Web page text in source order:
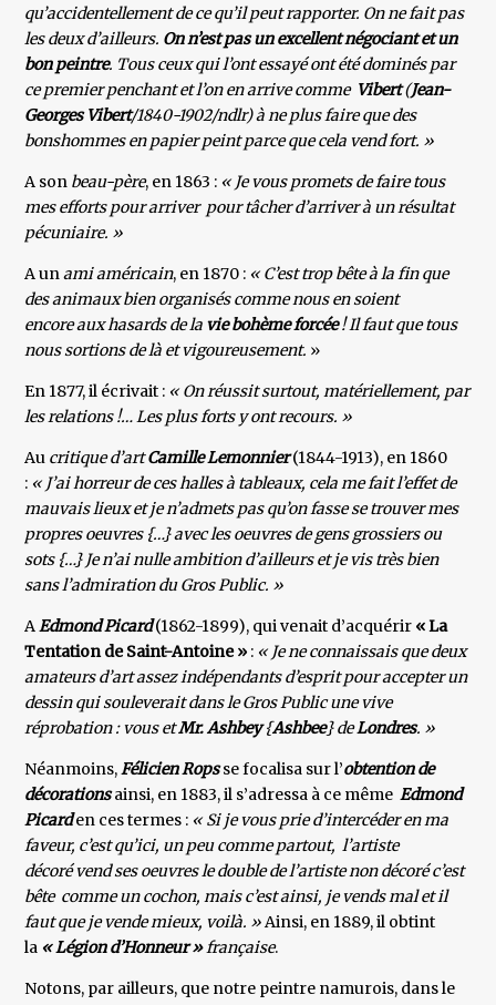
qu’accidentellement de ce qu’il peut rapporter. On ne fait pas
les deux d’ailleurs. On n’est pas un excellent négociant et un
bon peintre. Tous ceux qui l’ont essayé ont été dominés par
ce premier penchant et l’on en arrive comme Vibert(Jean-
Georges Vibert/1840-1902/ndlr) à ne plus faire que des
bonshommes en papier peint parce que cela vend fort. »
A son beau-père, en 1863 : « Je vous promets de faire tous
mes efforts pour arriver pour tâcher d’arriver à un résultat
pécuniaire. »
A unami américain, en 1870 : « C’est trop bête à la fin que
des animaux bien organisés comme nous en soient
encore aux hasards de la vie bohème forcée! Il faut que tous
nous sortions de là et vigoureusement. »
En 1877, il écrivait : « On réussit surtout, matériellement, par
les relations !… Les plus forts y ont recours. »
Au critique d’artCamille Lemonnier(1844-1913), en 1860
: « J’ai horreur de ces halles à tableaux, cela me fait l’effet de
mauvais lieux et je n’admets pas qu’on fasse se trouver mes
propres oeuvres {…} avec les oeuvres de gens grossiers ou
sots {…} Je n’ai nulle ambition d’ailleurs et je vis très bien
sans l’admiration du Gros Public. »
AEdmond Picard(1862-1899), qui venait d’acquérir « La
Tentation de Saint-Antoine » : « Je ne connaissais que deux
amateurs d’art assez indépendants d’esprit pour accepter un
dessin qui souleverait dans le Gros Public une vive
réprobation : vous etMr. Ashbey{Ashbee} deLondres. »
Néanmoins,Félicien Ropsse focalisa sur l’obtention de
décorationsainsi, en 1883, il s’adressa à ce même Edmond
Picarden ces termes : « Si je vous prie d’intercéder en ma
faveur, c’est qu’ici, un peu comme partout, l’artiste
décoré vend ses oeuvres le double de l’artiste non décoré c’est
bête comme un cochon, mais c’est ainsi, je vends mal et il
faut que je vende mieux, voilà. »Ainsi, en 1889, il obtint
la « Légion d’Honneur »française.
Notons, par ailleurs, que notre peintre namurois, dans le